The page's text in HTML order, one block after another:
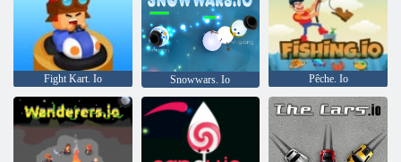
Fight Kart. Io Snowwars. Io Pêche. Io